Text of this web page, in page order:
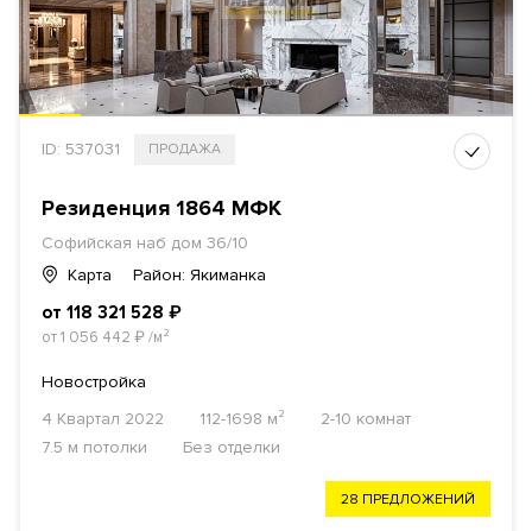
ID: 537031 ПРОДАЖА
Резиденция 1864 МФК
Софийская наб дом 36/10
Карта
Район: Якиманка
от 118 321 528 ₽
от 1 056 442 ₽/м²
Новостройка
4 Квартал 2022
112-1698 м²
2-10 комнат
7.5 м потолки
Без отделки
28 ПРЕДЛОЖЕНИЙ